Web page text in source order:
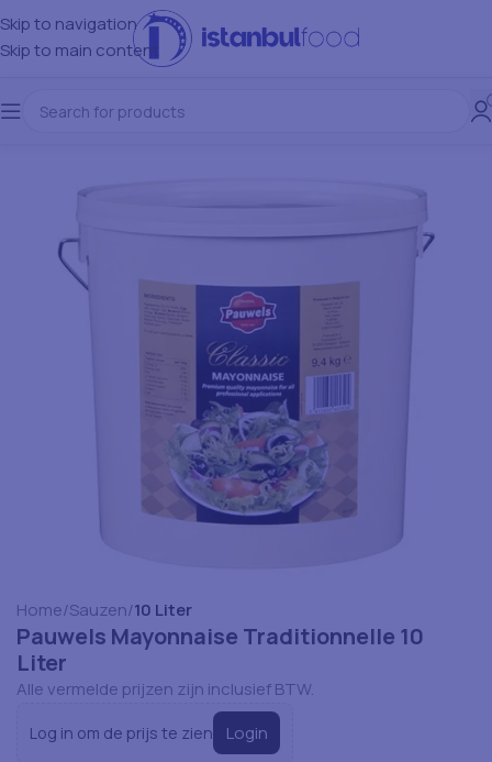
Skip to navigation
Skip to main content
Home Sauzen 10 Liter
Pauwels Mayonnaise Traditionnelle 10
Liter
Alle vermelde prijzen zijn inclusief BTW.
Log in om de prijs te zien Login